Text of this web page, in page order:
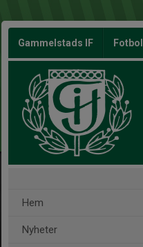
Gammelstads IF Fotboll
Hem
Nyheter